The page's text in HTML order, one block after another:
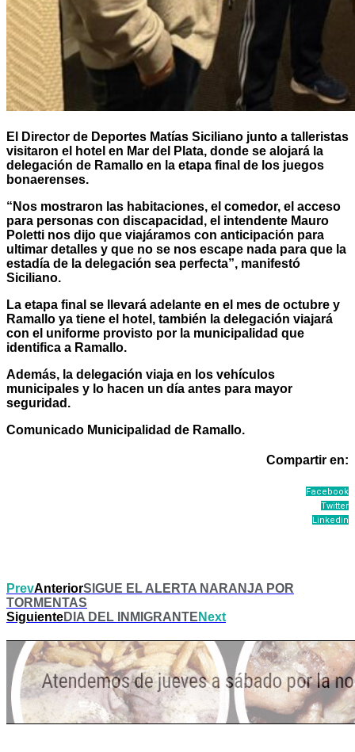
El Director de Deportes Matías Siciliano junto a talleristas
visitaron el hotel en Mar del Plata, donde se alojará la
delegación de Ramallo en la etapa final de los juegos
bonaerenses.
“Nos mostraron las habitaciones, el comedor, el acceso
para personas con discapacidad, el intendente Mauro
Poletti nos dijo que viajáramos con anticipación para
ultimar detalles y que no se nos escape nada para que la
estadía de la delegación sea perfecta”, manifestó
Siciliano.
La etapa final se llevará adelante en el mes de octubre y
Ramallo ya tiene el hotel, también la delegación viajará
con el uniforme provisto por la municipalidad que
identifica a Ramallo.
Además, la delegación viaja en los vehículos
municipales y lo hacen un día antes para mayor
seguridad.
Comunicado Municipalidad de Ramallo.
Compartir en:
Facebook
Twitter
Linkedin
PrevAnteriorSIGUE EL ALERTA NARANJA POR
TORMENTAS
SiguienteDIA DEL INMIGRANTE Next